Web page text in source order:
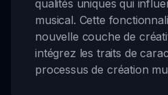
qualités uniques qui
musical. Cette
nouvelle couche de
intégrez les traits de
processus de création